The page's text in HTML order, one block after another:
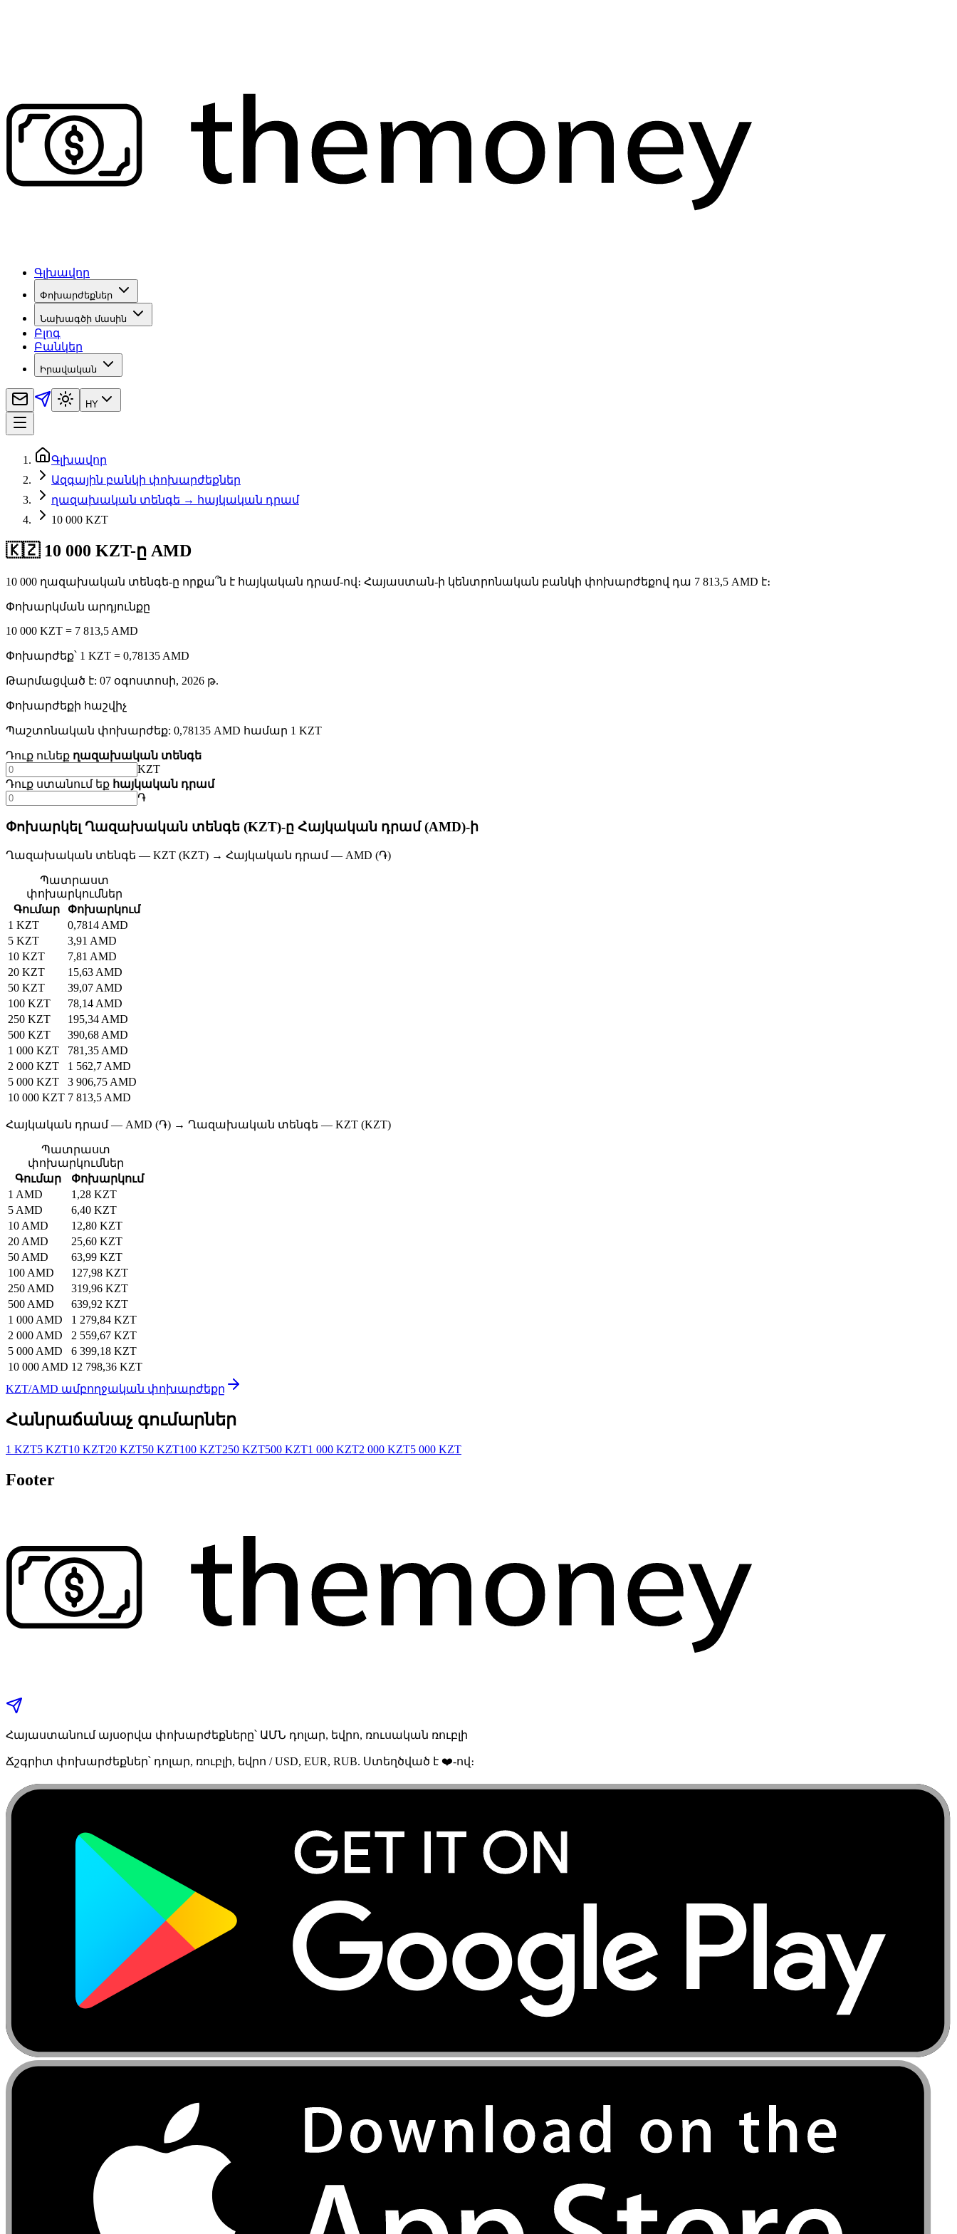
Գլխավոր
Փոխարժեքներ
Նախագծի մասին
Բլոգ
Բանկեր
Իրավական
HY
Գլխավոր
Ազգային բանկի փոխարժեքներ
ղազախական տենգե → հայկական դրամ
10 000 KZT
🇰🇿 10 000 KZT-ը AMD
10 000 ղազախական տենգե-ը որքա՞ն է հայկական դրամ-ով։ Հայաստան-ի կենտրոնական բանկի փոխարժեքով դա 7 813,5 AMD է։
Փոխարկման արդյունքը
10 000 KZT = 7 813,5 AMD
Փոխարժեք՝ 1 KZT = 0,78135 AMD
Թարմացված է: 07 օգոստոսի, 2026 թ.
Փոխարժեքի հաշվիչ
Պաշտոնական փոխարժեք: 0,78135 AMD համար 1 KZT
Դուք ունեք ղազախական տենգե
KZT
Դուք ստանում եք հայկական դրամ
֏
Փոխարկել Ղազախական տենգե (KZT)-ը Հայկական դրամ (AMD)-ի
Ղազախական տենգե — KZT (KZT) → Հայկական դրամ — AMD (֏)
Պատրաստ
փոխարկումներ
Գումար
Փոխարկում
1 KZT
0,7814 AMD
5 KZT
3,91 AMD
10 KZT
7,81 AMD
20 KZT
15,63 AMD
50 KZT
39,07 AMD
100 KZT
78,14 AMD
250 KZT
195,34 AMD
500 KZT
390,68 AMD
1 000 KZT
781,35 AMD
2 000 KZT
1 562,7 AMD
5 000 KZT
3 906,75 AMD
10 000 KZT 7 813,5 AMD
Հայկական դրամ — AMD (֏) → Ղազախական տենգե — KZT (KZT)
Պատրաստ
փոխարկումներ
Գումար
Փոխարկում
1 AMD
1,28 KZT
5 AMD
6,40 KZT
10 AMD
12,80 KZT
20 AMD
25,60 KZT
50 AMD
63,99 KZT
100 AMD
127,98 KZT
250 AMD
319,96 KZT
500 AMD
639,92 KZT
1 000 AMD
1 279,84 KZT
2 000 AMD
2 559,67 KZT
5 000 AMD
6 399,18 KZT
10 000 AMD 12 798,36 KZT
KZT/AMD ամբողջական փոխարժեքը
Հանրաճանաչ գումարներ
1 KZT5 KZT10 KZT20 KZT50 KZT100 KZT250 KZT500 KZT1 000 KZT2 000 KZT5 000 KZT
Footer
Հայաստանում այսօրվա փոխարժեքները՝ ԱՄՆ դոլար, եվրո, ռուսական ռուբլի
Ճշգրիտ փոխարժեքներ՝ դոլար, ռուբլի, եվրո / USD, EUR, RUB. Ստեղծված է ❤️-ով։